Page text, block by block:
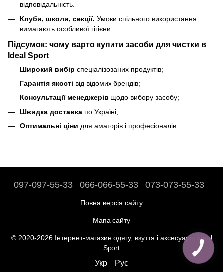
відповідальність.
Клуби, школи, секції. Умови спільного використання
вимагають особливої гігієни.
Підсумок: чому варто купити засоби для чистки в
Ideal Sport
Широкий вибір спеціалізованих продуктів;
Гарантія якості від відомих брендів;
Консультації менеджерів щодо вибору засобу;
Швидка доставка по Україні;
Оптимальні ціни для аматорів і професіоналів.
097-097-55-33 066-066-55-33 073-073-55-33
Повна версія сайту
Мапа сайту
© 2020-2026 Інтернет-магазин одягу, взуття і аксесуарів Ideal
Sport
Укр Рус